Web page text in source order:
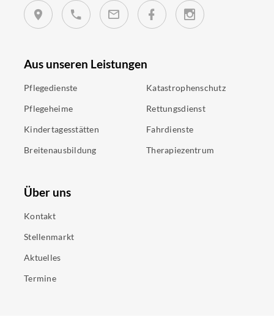
Aus unseren Leistungen
Pflegedienste
Pflegeheime
Kindertagesstätten
Breitenausbildung
Katastrophenschutz
Rettungsdienst
Fahrdienste
Therapiezentrum
Über uns
Kontakt
Stellenmarkt
Aktuelles
Termine